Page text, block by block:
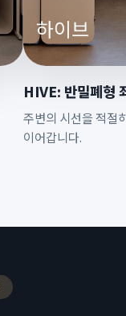
HIVE: 반밀폐형
주변의 시선을 적절
이어갑니다.